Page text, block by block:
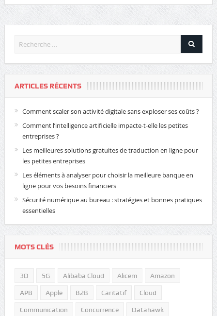
ARTICLES RÉCENTS
Comment scaler son activité digitale sans exploser ses coûts ?
Comment l’intelligence artificielle impacte-t-elle les petites
entreprises ?
Les meilleures solutions gratuites de traduction en ligne pour
les petites entreprises
Les éléments à analyser pour choisir la meilleure banque en
ligne pour vos besoins financiers
Sécurité numérique au bureau : stratégies et bonnes pratiques
essentielles
MOTS CLÉS
3D 5G Alibaba Cloud Alicem Amazon
APB Apple B2B Caritatif Cloud
Communication Concurrence Datahawk